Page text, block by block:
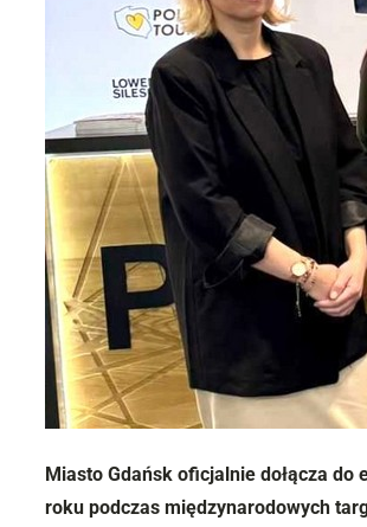
Miasto Gdańsk oficjalnie dołącza do
roku podczas międzynarodowych